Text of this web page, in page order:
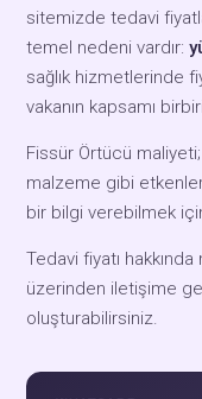
sitemizde tedavi
temel nedeni vardır:
sağlık hizmetlerinde
vakanın kapsamı
Fissür Örtücü maliyeti;
malzeme gibi
bir bilgi verebilmek
Tedavi fiyatı
üzerinden iletişime
oluşturabilirsiniz.